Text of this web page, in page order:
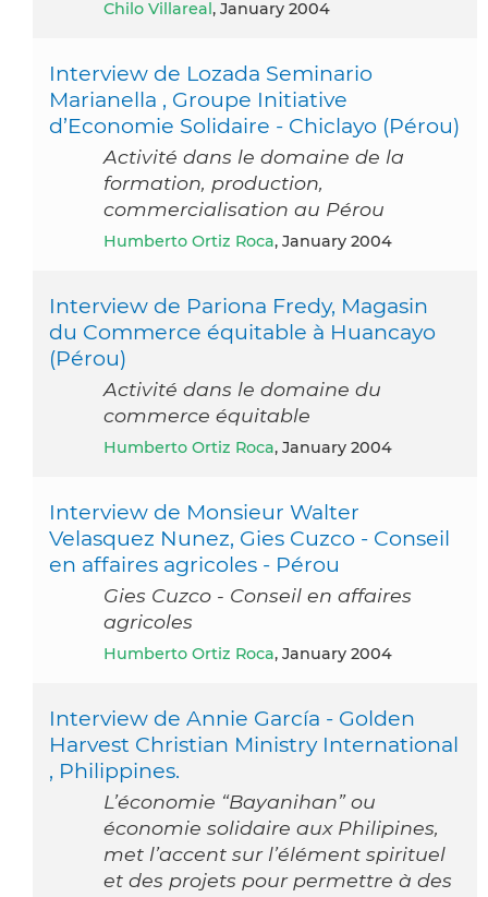
Chilo Villareal , January 2004
Interview de Lozada Seminario
Marianella , Groupe Initiative
d’Economie Solidaire - Chiclayo (Pérou)
Activité dans le domaine de la
formation, production,
commercialisation au Pérou
Humberto Ortiz Roca, January 2004
Interview de Pariona Fredy, Magasin
du Commerce équitable à Huancayo
(Pérou)
Activité dans le domaine du
commerce équitable
Humberto Ortiz Roca, January 2004
Interview de Monsieur Walter
Velasquez Nunez, Gies Cuzco - Conseil
en affaires agricoles - Pérou
Gies Cuzco - Conseil en affaires
agricoles
Humberto Ortiz Roca, January 2004
Interview de Annie García - Golden
Harvest Christian Ministry International
, Philippines.
L’économie “Bayanihan” ou
économie solidaire aux Philipines,
met l’accent sur l’élément spirituel
et des projets pour permettre à des